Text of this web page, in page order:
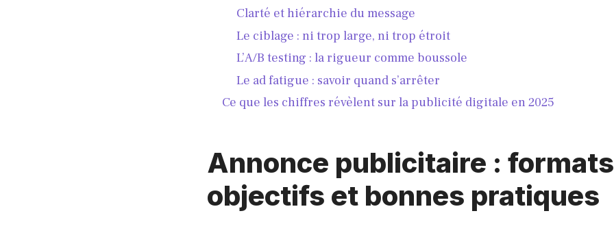
Clarté et hiérarchie du message
Le ciblage : ni trop large, ni trop étroit
L’A/B testing : la rigueur comme boussole
Le ad fatigue : savoir quand s’arrêter
Ce que les chiffres révèlent sur la publicité digitale en 2025
Annonce publicitaire :
objectifs et bonnes pratiques